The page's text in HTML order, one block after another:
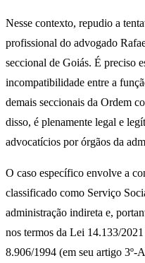
Nesse contexto, repudio a
profissional do advogado
seccional de Goiás. É preciso
incompatibilidade entre a
demais seccionais da Ordem
disso, é plenamente legal e
advocatícios por órgãos da
O caso específico envolve a
classificado como Serviço
administração indireta e,
nos termos da Lei 14.133/
8.906/1994 (em seu artigo 3º-